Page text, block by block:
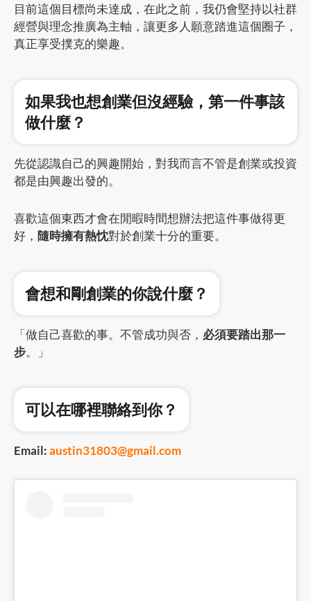
目前這個目標尚未達成，在此之前，我仍會堅持以社群
經營與理念推廣為主軸，讓更多人願意踏進這個圈子，
真正享受撲克的樂趣。
如果我也想創業但沒經驗，第一件事該
做什麼？
先從認識自己的興趣開始，對我而言不管是創業或投資
都是由興趣出發的。
喜歡這個東西才會在閒暇時間想辦法把這件事做得更
好， 隨時擁有熱忱對於創業十分的重要。
會想和剛創業的你說什麼？
「做自己喜歡的事。不管成功與否， 必須要踏出那一
步。」
可以在哪裡聯絡到你？
Email:austin31803@gmail.com